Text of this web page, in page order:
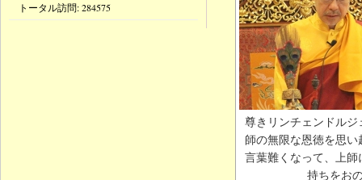
尊きリンチェンドル
師の無限な恩徳を思
言葉難くなって、上
持ちをお
トータル訪問:284575